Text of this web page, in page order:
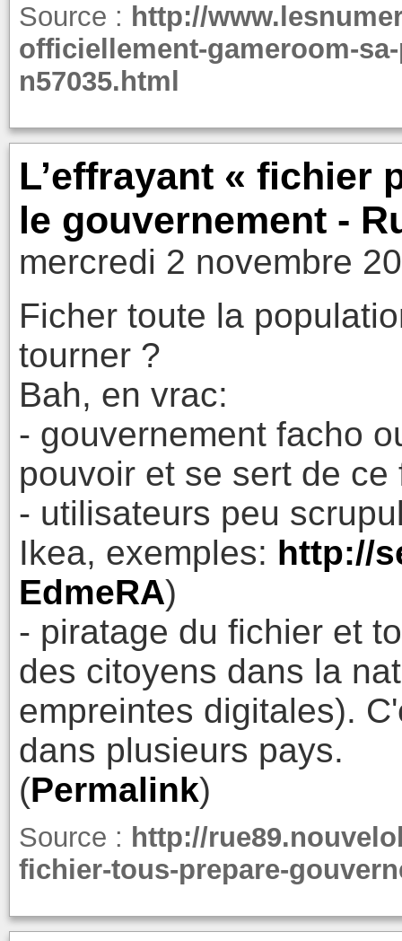
Source : http://
officiellement-gameroom-
n57035.html
L’effrayant « fichier
le gouvernement -
mercredi 2 novembre
Ficher toute la
tourner ?
Bah, en vrac:
- gouvernement facho
pouvoir et se sert de ce
- utilisateurs peu
Ikea, exemples: http://
EdmeRA)
- piratage du fichier et
des citoyens dans la
empreintes digitales).
dans plusieurs pays.
(Permalink)
Source : http://
fichier-tous-prepare-